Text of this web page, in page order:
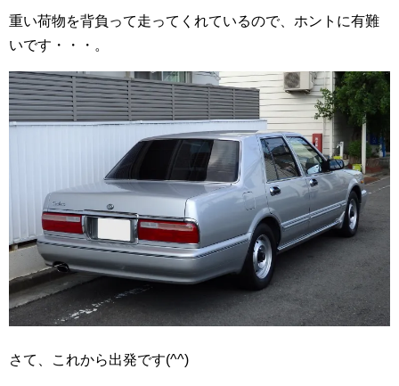
重い荷物を背負って走ってくれているので、ホントに有難
いです・・・。
さて、これから出発です(^^)